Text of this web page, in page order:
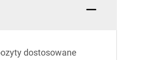
dostosowane